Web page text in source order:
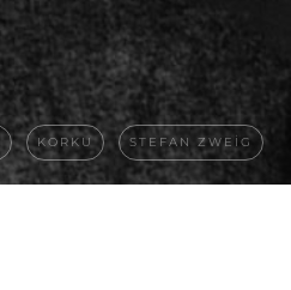
KORKU STEFAN ZWEIG